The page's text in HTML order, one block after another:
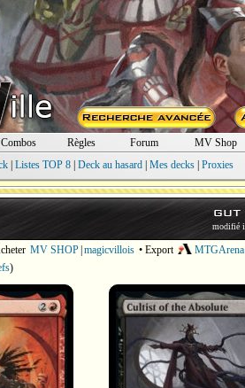
Combos Règles Forum
MV Shop
| Listes TOP 8| Deck au hasard| Mes decks| Proxies
gut
modifié
MV SHOP magicvillois • Export
MTGArena
)